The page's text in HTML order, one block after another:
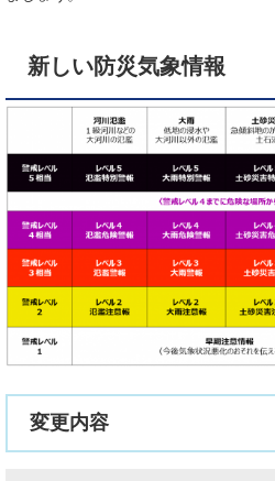
新しい防災気象情報
変更内容